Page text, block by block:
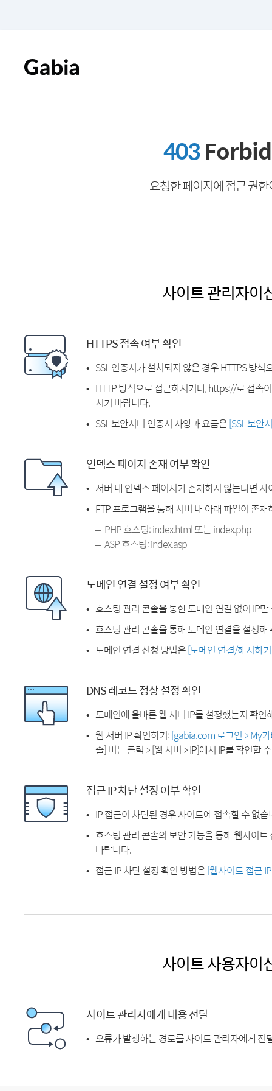
403
요청한 페이지에 접근 권
사이트 관리자이
HTTPS 접속 여부 확인
SSL 인증서가 설치되지 않은 경우 HTTPS 방식
HTTP 방식으로 접근하시거나, https://로 접속
시기 바랍니다.
SSL 보안서버 인증서 사양과 요금은[SSL 보안
인덱스 페이지 존재 여부 확인
서버 내 인덱스 페이지가 존재하지 않는다면
FTP 프로그램을 통해 서버 내 아래 파일이 존
PHP 호스팅: index.html 또는 index.php
ASP 호스팅: index.asp
도메인 연결 설정 여부 확인
호스팅 관리 콘솔을 통한 도메인 연결 없이 IP
호스팅 관리 콘솔을 통해 도메인 연결을 설정해
도메인 연결 신청 방법은[도메인 연결/해지하
DNS 레코드 정상 설정 확인
도메인에 올바른 웹 서버 IP를 설정했는지 확인
웹 서버 IP 확인하기:[gabia.com 로그인 > My
솔] 버튼 클릭 > [웹 서버 > IP]에서 IP를 확인할
접근 IP 차단 설정 여부 확인
IP 접근이 차단된 경우 사이트에 접속할 수 없습
호스팅 관리 콘솔의 보안 기능을 통해 웹사이
바랍니다.
접근 IP 차단 설정 확인 방법은[웹사이트 접근
사이트 사용자이
사이트 관리자에게 내용 전달
오류가 발생하는 경로를 사이트 관리자에게 전